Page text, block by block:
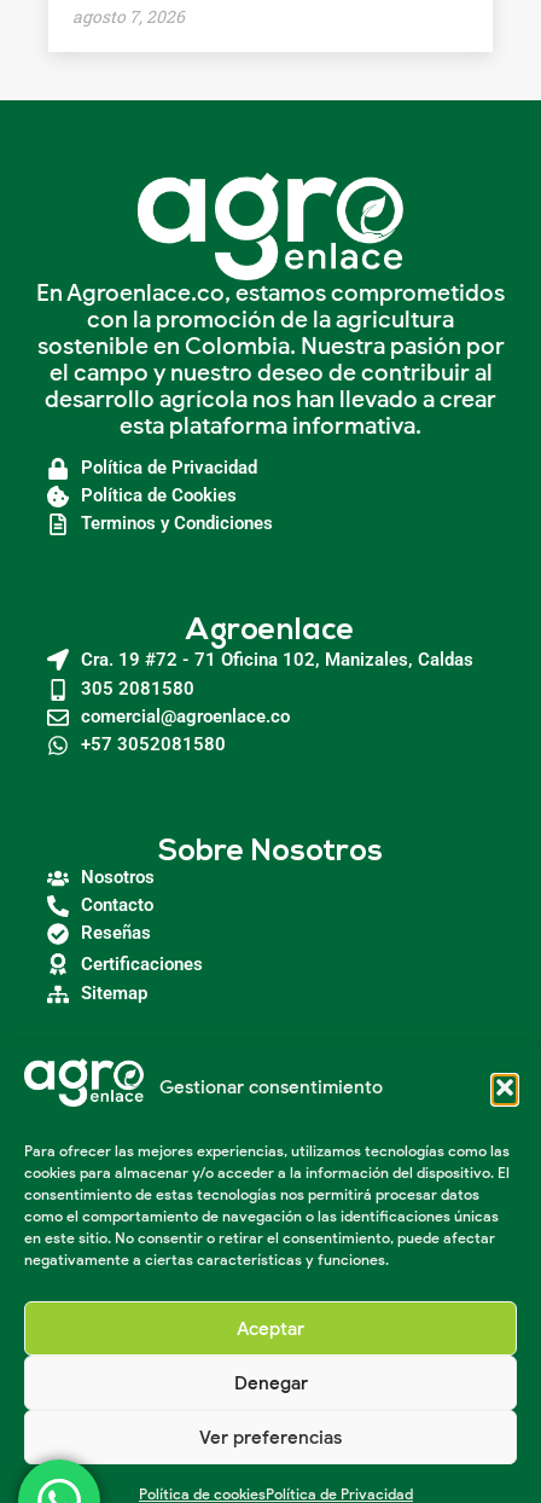
Gestionar consentimiento
Para ofrecer las mejores experiencias, utilizamos tecnologías como las
cookies para almacenar y/o acceder a la información del dispositivo. El
consentimiento de estas tecnologías nos permitirá procesar datos
como el comportamiento de navegación o las identificaciones únicas
en este sitio. No consentir o retirar el consentimiento, puede afectar
negativamente a ciertas características y funciones.
Aceptar
Denegar
Ver preferencias
Política de cookiesPolítica de Privacidad
agosto 7, 2026
En Agroenlace.co, estamos comprometidos
con la promoción de la agricultura
sostenible en Colombia. Nuestra pasión por
el campo y nuestro deseo de contribuir al
desarrollo agrícola nos han llevado a crear
esta plataforma informativa.
Política de Privacidad
Política de Cookies
Terminos y Condiciones
Agroenlace
Cra. 19 #72 - 71 Oficina 102, Manizales, Caldas
305 2081580
comercial@agroenlace.co
+57 3052081580
Sobre Nosotros
Nosotros
Contacto
Reseñas
Certificaciones
Sitemap
Categorías
Insumos Agrícolas
Maquinaria Agroindustrial
Maquinaria Industrial
Acondicionador de suelos
Herramientas Agricolas
Creado por Agencia Roco